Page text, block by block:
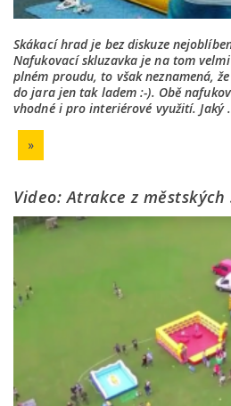
Skákací hrad je bez diskuze
Nafukovací skluzavka je na tom
plném proudu, to však neznamená,
do jara jen tak ladem :-). Obě
vhodné i pro interiérové využití. Jaký
»
Video: Atrakce z